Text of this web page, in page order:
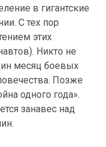
в гигантские
С тех пор
этих
Никто не
месяц боевых
Позже
одного года».
занавес над